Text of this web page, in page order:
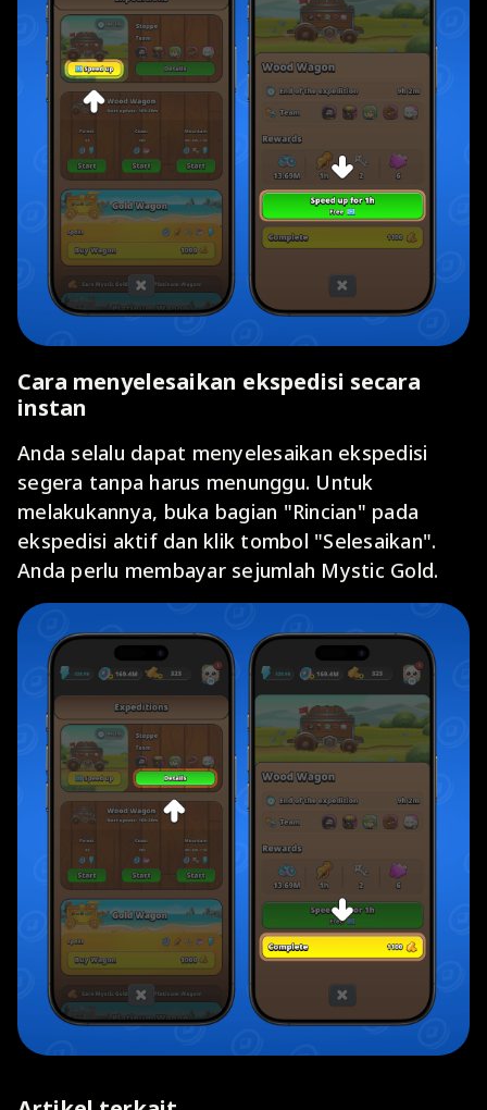
Cara menyelesaikan ekspedisi secara
instan
Anda selalu dapat menyelesaikan ekspedisi
segera tanpa harus menunggu. Untuk
melakukannya, buka bagian "Rincian" pada
ekspedisi aktif dan klik tombol "Selesaikan".
Anda perlu membayar sejumlah Mystic Gold.